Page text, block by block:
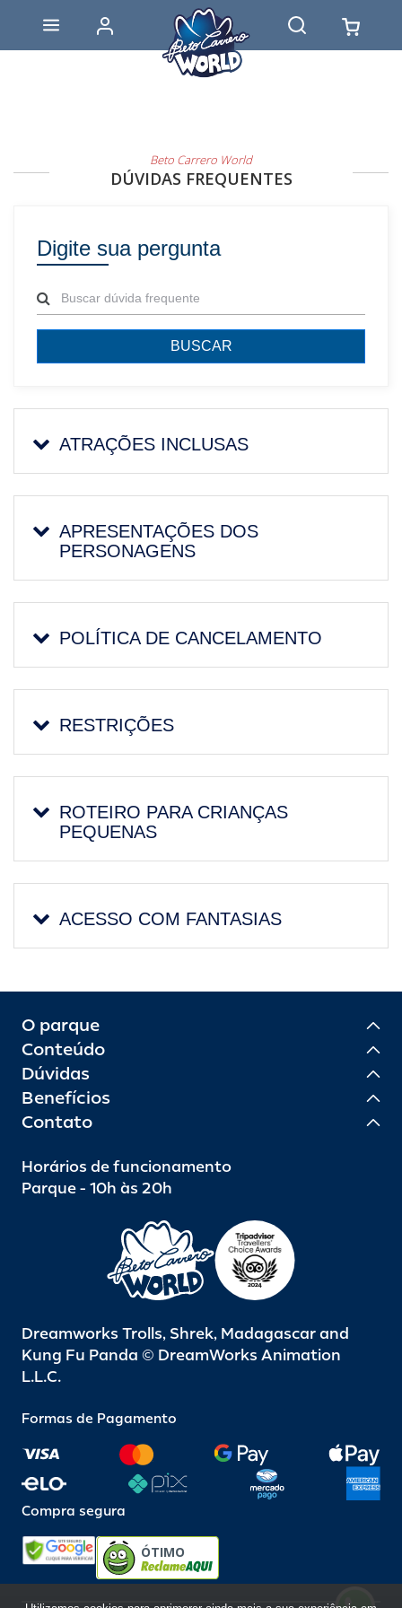
Beto Carrero World
DÚVIDAS FREQUENTES
Digite sua pergunta
BUSCAR
ATRAÇÕES INCLUSAS
APRESENTAÇÕES DOS
PERSONAGENS
POLÍTICA DE CANCELAMENTO
RESTRIÇÕES
ROTEIRO PARA CRIANÇAS
PEQUENAS
ACESSO COM FANTASIAS
O parque
Conteúdo
Dúvidas
Benefícios
Contato
Horários de funcionamento
Parque - 10h às 20h
Dreamworks Trolls, Shrek, Madagascar and
Kung Fu Panda © DreamWorks Animation
L.L.C.
Formas de Pagamento
Compra segura
ÓTIMO